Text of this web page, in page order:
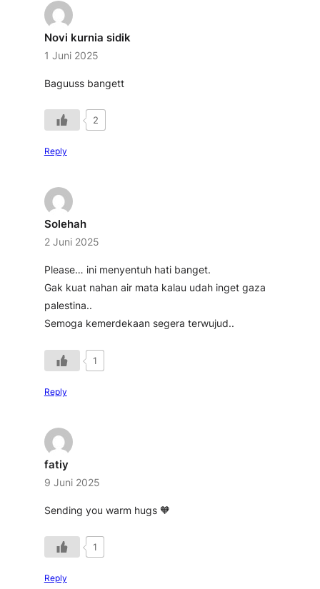
Novi kurnia sidik
1 Juni 2025
Baguuss bangett
2
Reply
Solehah
2 Juni 2025
Please… ini menyentuh hati banget.
Gak kuat nahan air mata kalau udah inget gaza
palestina..
Semoga kemerdekaan segera terwujud..
1
Reply
fatiy
9 Juni 2025
Sending you warm hugs 🧡
1
Reply